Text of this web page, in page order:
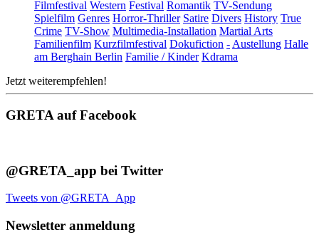
Filmfestival Western Festival Romantik TV-Sendung
Spielfilm Genres Horror-Thriller Satire Divers History True
Crime TV-Show Multimedia-Installation Martial Arts
Familienfilm Kurzfilmfestival Dokufiction - Austellung Halle
am Berghain Berlin Familie / Kinder Kdrama
Jetzt weiterempfehlen!
GRETA auf Facebook
@GRETA_app bei Twitter
Tweets von @GRETA_App
Newsletter anmeldung